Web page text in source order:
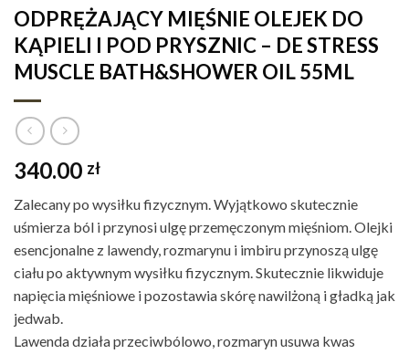
ODPRĘŻAJĄCY MIĘŚNIE OLEJEK DO
KĄPIELI I POD PRYSZNIC – DE STRESS
MUSCLE BATH&SHOWER OIL 55ML
340.00 zł
Zalecany po wysiłku fizycznym. Wyjątkowo skutecznie
uśmierza ból i przynosi ulgę przemęczonym mięśniom. Olejki
esencjonalne z lawendy, rozmarynu i imbiru przynoszą ulgę
ciału po aktywnym wysiłku fizycznym. Skutecznie likwiduje
napięcia mięśniowe i pozostawia skórę nawilżoną i gładką jak
jedwab.
Lawenda działa przeciwbólowo, rozmaryn usuwa kwas